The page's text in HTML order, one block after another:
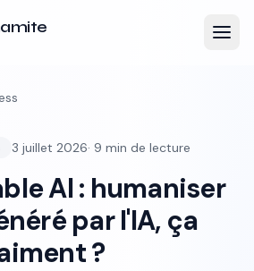
3 juillet 2026· 9 min de lecture
AI : humaniser
par l'IA, ça
?